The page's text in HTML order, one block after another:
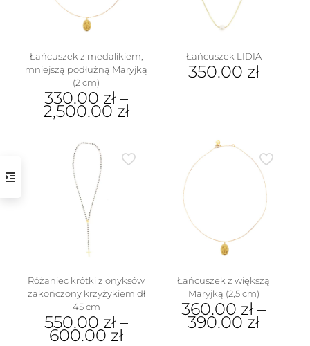
stronie
Łańcuszek z medalikiem,
mniejszą podłużną Maryjką
(2 cm)
330.00 zł –
2,500.00 zł
produkt
ma
wiele
wariantów.
Opcje
można
wybrać
na
stronie
produktu
Łańcuszek LIDIA
350.00 zł
Różaniec krótki z onyksów
zakończony krzyżykiem dł
45 cm
550.00 zł –
600.00zł
Łańcuszek z większą
Maryjką (2,5 cm)
360.00 zł –
390.00zł